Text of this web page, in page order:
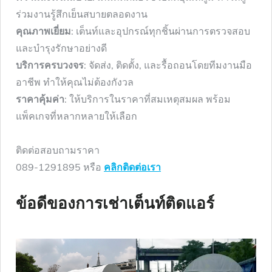
ร่วมงานรู้สึกเย็นสบายตลอดงาน
คุณภาพเยี่ยม: เต็นท์และอุปกรณ์ทุกชิ้นผ่านการตรวจสอบ
และบำรุงรักษาอย่างดี
บริการครบวงจร: จัดส่ง, ติดตั้ง, และรื้อถอนโดยทีมงานมือ
อาชีพ ทำให้คุณไม่ต้องกังวล
ราคาคุ้มค่า: ให้บริการในราคาที่สมเหตุสมผล พร้อม
แพ็คเกจที่หลากหลายให้เลือก
ติดต่อสอบถามราคา
089-1291895 หรือ คลิกติดต่อเรา
ข้อดีของการเช่าเต็นท์ติดแอร์